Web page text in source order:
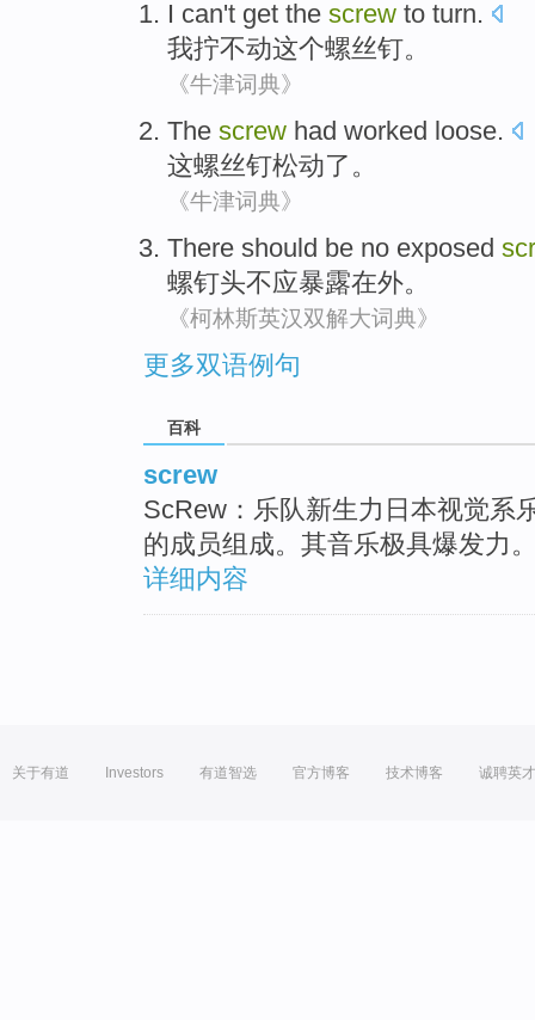
I can't get the screw to turn.
我拧不动这个螺丝钉。
《牛津词典》
The screw had worked loose.
这螺丝钉松动了 。
《牛津词典》
There should be no exposed
螺钉头不应暴露在外。
《柯林斯英汉双解大词典》
更多双语例句
百科
screw
ScRew：乐队新生力日本视觉系
的成员组成。其音乐极具爆发力
详细内容
关于有道 Investors 有道智选 官方博客 技术博客 诚聘英才